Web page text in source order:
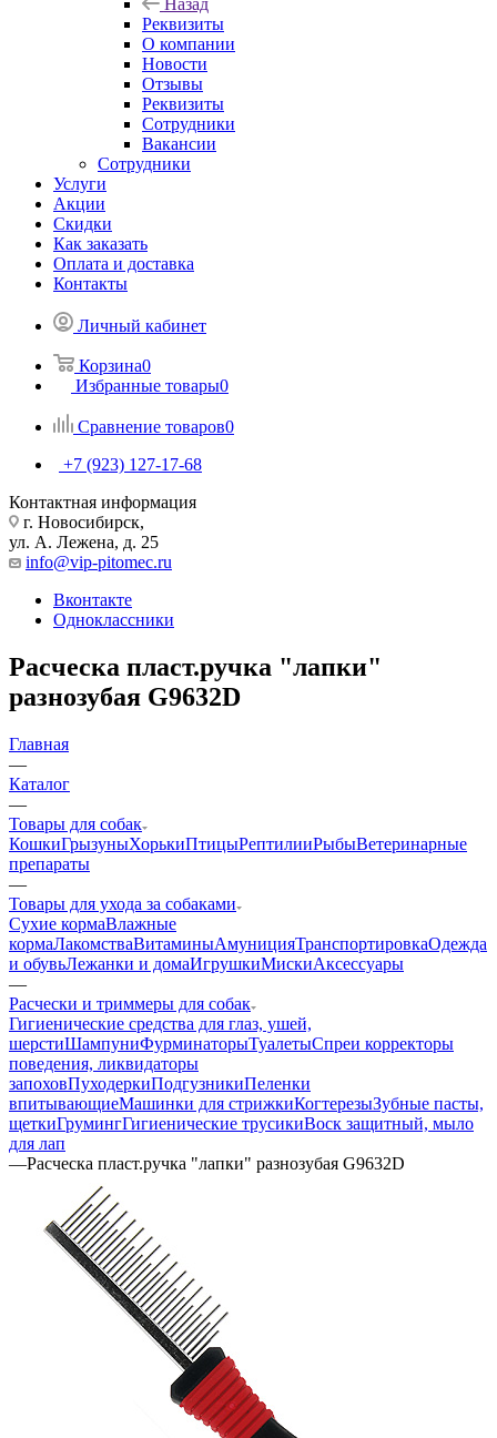
Назад
Реквизиты
О компании
Новости
Отзывы
Реквизиты
Сотрудники
Вакансии
Сотрудники
Услуги
Акции
Скидки
Как заказать
Оплата и доставка
Контакты
Личный кабинет
Корзина0
Избранные товары0
Сравнение товаров0
+7 (923) 127-17-68
Контактная информация
г. Новосибирск,
ул. А. Лежена, д. 25
info@vip-pitomec.ru
Вконтакте
Одноклассники
Расческа пласт.ручка "лапки"
разнозубая G9632D
Главная
—
Каталог
—
Товары для собак
КошкиГрызуныХорькиПтицыРептилииРыбыВетеринарные
препараты
—
Товары для ухода за собаками
Сухие кормаВлажные
кормаЛакомстваВитаминыАмуницияТранспортировкаОдежда
и обувьЛежанки и домаИгрушкиМискиАксессуары
—
Расчески и триммеры для собак
Гигиенические средства для глаз, ушей,
шерстиШампуниФурминаторыТуалетыСпреи корректоры
поведения, ликвидаторы
запоховПуходеркиПодгузникиПеленки
впитывающиеМашинки для стрижкиКогтерезыЗубные пасты,
щеткиГрумингГигиенические трусикиВоск защитный, мыло
для лап
—Расческа пласт.ручка "лапки" разнозубая G9632D